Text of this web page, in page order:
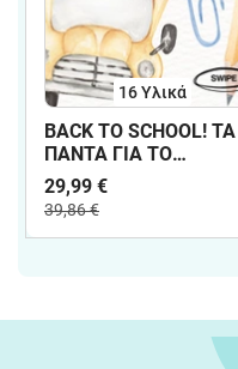
16 Υλικά
BACK TO SCHOOL! ΤΑ
ΠΑΝΤΑ ΓΙΑ ΤΟ
ΝΗΠΙΑΓΩΓΕΙΟ:
ΗΜΕΡΟΛΟΓΙΟ, ΗΜΕΡΕΣ
ΕΒΔΟΜΑΔΑΣ
(ΘΕΜΑΤΙΚΕΣ ΑΝΑ
29,99 €
39,86 €